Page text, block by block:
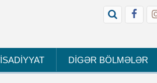
DİGƏR BÖLMƏLƏR